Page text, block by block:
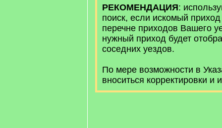
РЕКОМЕНДАЦИЯ:
поиск, если искомый
перечне приходов Вашего
нужный приход будет
соседних уездов.
По мере возможности в
вноситься корректировки и